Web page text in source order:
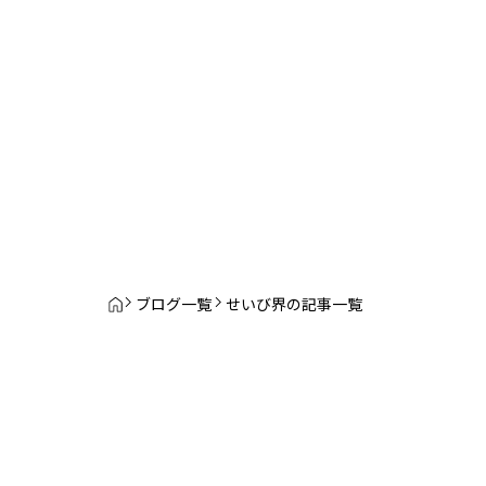
ブログ一覧 せいび界の記事一覧